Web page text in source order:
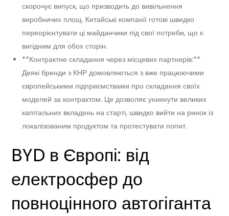
скорочує випуск, що призводить до вивільнення
виробничих площ. Китайські компанії готові швидко
переорієнтувати ці майданчики під свої потреби, що є
вигідним для обох сторін.
**Контрактне складання через місцевих партнерів:**
Деякі бренди з КНР домовляються з вже працюючими
європейськими підприємствами про складання своїх
моделей за контрактом. Це дозволяє уникнути великих
капітальних вкладень на старті, швидко вийти на ринок із
локалізованим продуктом та протестувати попит.
BYD в Європі: від
електросфер до
повноцінного автогіганта